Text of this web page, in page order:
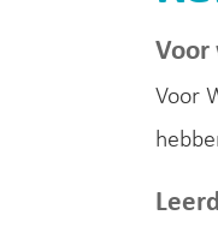
Voor
Voor